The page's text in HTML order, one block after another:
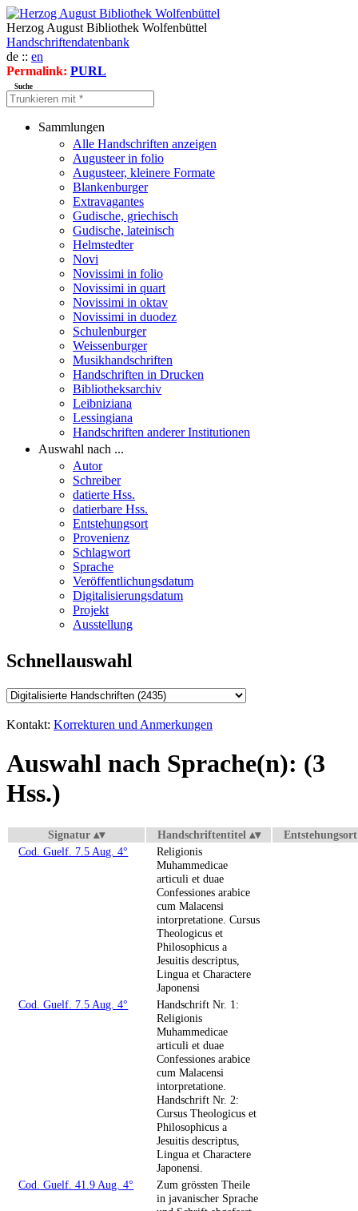
Herzog August Bibliothek Wolfenbüttel
Handschriftendatenbank
de :: en
Permalink: PURL
Suche
Sammlungen
Alle Handschriften anzeigen
Augusteer in folio
Augusteer, kleinere Formate
Blankenburger
Extravagantes
Gudische, griechisch
Gudische, lateinisch
Helmstedter
Novi
Novissimi in folio
Novissimi in quart
Novissimi in oktav
Novissimi in duodez
Schulenburger
Weissenburger
Musikhandschriften
Handschriften in Drucken
Bibliotheksarchiv
Leibniziana
Lessingiana
Handschriften anderer Institutionen
Auswahl nach ...
Autor
Schreiber
datierte Hss.
datierbare Hss.
Entstehungsort
Provenienz
Schlagwort
Sprache
Veröffentlichungsdatum
Digitalisierungsdatum
Projekt
Ausstellung
Schnellauswahl
Kontakt: Korrekturen und Anmerkungen
Auswahl nach Sprache(n): (3
Hss.)
Signatur Handschriftentitel
Entstehungsort
Cod. Guelf. 7.5 Aug. 4°
Religionis
Muhammedicae
articuli et duae
Confessiones arabice
cum Malacensi
intorpretatione. Cursus
Theologicus et
Philosophicus a
Jesuitis descriptus,
Lingua et Charactere
Japonensi
Cod. Guelf. 7.5 Aug. 4°
Handschrift Nr. 1:
Religionis
Muhammedicae
articuli et duae
Confessiones arabice
cum Malacensi
intorpretatione.
Handschrift Nr. 2:
Cursus Theologicus et
Philosophicus a
Jesuitis descriptus,
Lingua et Charactere
Japonensi.
Cod. Guelf. 41.9 Aug. 4°
Zum grössten Theile
in javanischer Sprache